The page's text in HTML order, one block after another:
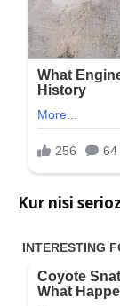
Kur nisi